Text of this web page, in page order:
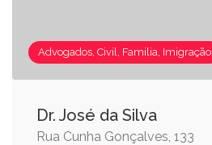
Advogados, Civil, Familia, Imigração
Dr. José da Silva
Rua Cunha Gonçalves, 133